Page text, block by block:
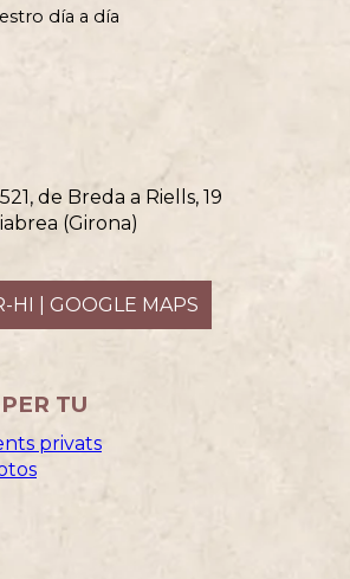
día a día
de Breda a Riells, 19
(Girona)
HI | GOOGLE MAPS
TU
privats